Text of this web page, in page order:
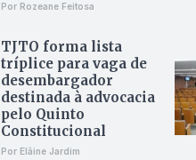
Por Rozeane Feitosa
TJTO forma lista
tríplice para vaga de
desembargador
destinada à advocacia
pelo Quinto
Constitucional
Por Elâine Jardim